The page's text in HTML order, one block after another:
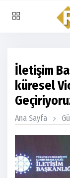
İletişim
küresel
Ana Sayfa